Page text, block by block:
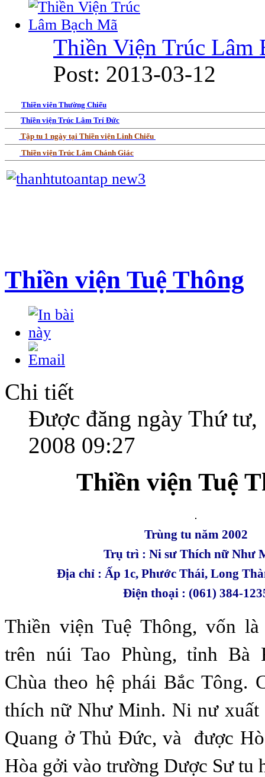
Thiền Viện Trúc Lâm
Post: 2013-03-12
Thiền viện Thường Chiếu
Thiền viện Trúc Lâm Trí Đức
Tập tu 1 ngày tại Thiền viện Linh Chiếu
Thiền viện Trúc Lâm Chánh Giác
Thiền viện Tuệ Thông
Chi tiết
Được đăng ngày Thứ tư,
2008 09:27
Thiền viện Tuệ
Trùng tu năm 2002
Trụ trì : Ni sư Thích nữ Như
Địa chỉ : Ấp 1c, Phước Thái, Long
Điện thoại : (061) 384-
Thiền viện Tuệ Thông, vốn
trên núi Tao Phùng, tỉnh Bà
Chùa theo hệ phái Bắc Tông.
thích nữ Như Minh. Ni nư xuất
Quang ở Thủ Đức, và được
Hòa gởi vào trường Dược Sư tu